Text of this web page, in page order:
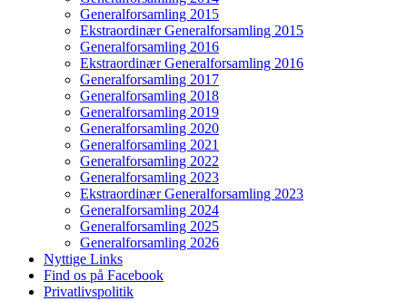
Generalforsamling 2015
Ekstraordinær Generalforsamling 2015
Generalforsamling 2016
Ekstraordinær Generalforsamling 2016
Generalforsamling 2017
Generalforsamling 2018
Generalforsamling 2019
Generalforsamling 2020
Generalforsamling 2021
Generalforsamling 2022
Generalforsamling 2023
Ekstraordinær Generalforsamling 2023
Generalforsamling 2024
Generalforsamling 2025
Generalforsamling 2026
Nyttige Links
Find os på Facebook
Privatlivspolitik